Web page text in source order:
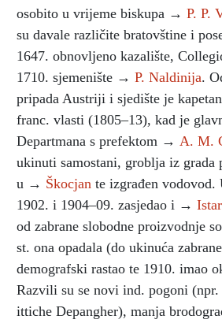
osobito u vrijeme biskupa → P. P.
su davale različite bratovštine i
1647. obnovljeno kazalište,
1710. sjemenište → P. Naldinija.
pripada Austriji i sjedište je
franc. vlasti (1805–13), kad je
Departmana s prefektom → A. M.
ukinuti samostani, groblja iz grada
u → Škocjan te izgrađen
1902. i 1904–09. zasjedao i →
od zabrane slobodne proizvodnje
st. ona opadala (do ukinuća
demografski rastao te 1910. imao
Razvili su se novi ind. pogoni (npr.
ittiche Depangher), manja